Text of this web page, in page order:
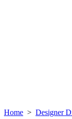
Home > Designer